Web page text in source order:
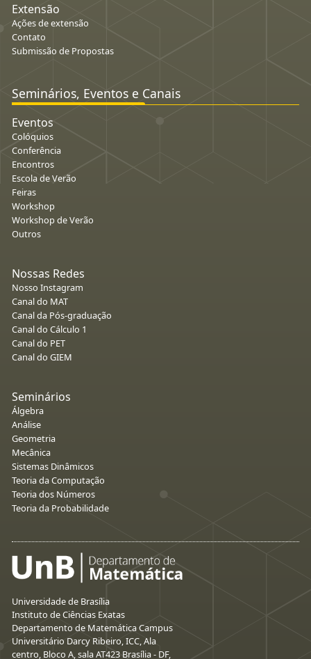
Extensão
Ações de extensão
Contato
Submissão de Propostas
Seminários, Eventos e Canais
Eventos
Colóquios
Conferência
Encontros
Escola de Verão
Feiras
Workshop
Workshop de Verão
Outros
Nossas Redes
Nosso Instagram
Canal do MAT
Canal da Pós-graduação
Canal do Cálculo 1
Canal do PET
Canal do GIEM
Seminários
Álgebra
Análise
Geometria
Mecânica
Sistemas Dinâmicos
Teoria da Computação
Teoria dos Números
Teoria da Probabilidade
Universidade de Brasília
Instituto de Ciências Exatas
Departamento de Matemática Campus
Universitário Darcy Ribeiro, ICC, Ala
centro, Bloco A, sala AT423 Brasília - DF,